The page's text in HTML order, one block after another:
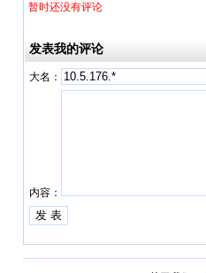
暂时还没有评论
发表我的评论
大名：
内容：